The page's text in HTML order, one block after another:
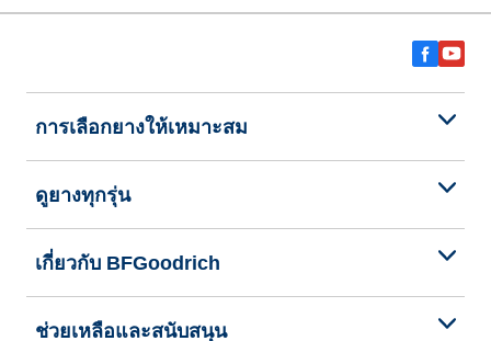
การเลือกยางให้เหมาะสม
ดูยางทุกรุ่น
เกี่ยวกับ BFGoodrich
ช่วยเหลือและสนับสนุน